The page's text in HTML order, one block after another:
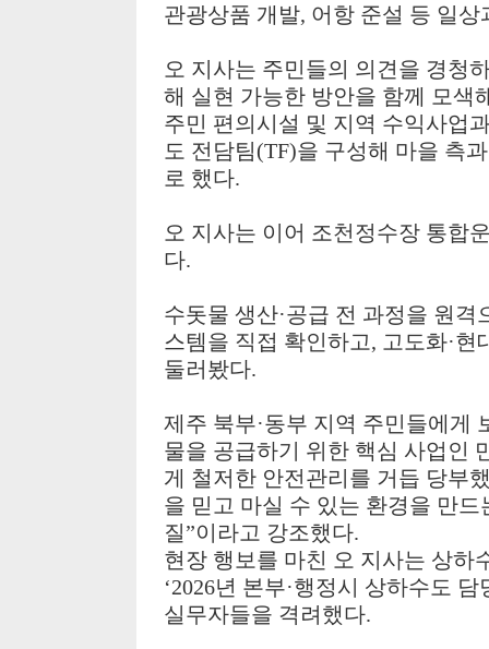
관광상품 개발, 어항 준설 등 일
오 지사는 주민들의 의견을 경청
해 실현 가능한 방안을 함께 모색
주민 편의시설 및 지역 수익사업
도 전담팀(TF)을 구성해 마을 측
로 했다.
오 지사는 이어 조천정수장 통합
다.
수돗물 생산·공급 전 과정을 원격
스템을 직접 확인하고, 고도화·현
둘러봤다.
제주 북부·동부 지역 주민들에게
물을 공급하기 위한 핵심 사업인
게 철저한 안전관리를 거듭 당부
을 믿고 마실 수 있는 환경을 만
질”이라고 강조했다.
현장 행보를 마친 오 지사는 상하
‘2026년 본부·행정시 상하수도 담
실무자들을 격려했다.